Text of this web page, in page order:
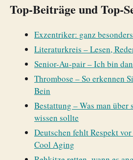
Top-Beiträge und Top-
Exzentriker: ganz
Literaturkreis – Lesen,
Senior-Au-pair – Ich bin
Thrombose – So erkennen
Bein
Bestattung – Was man über
wissen sollte
Deutschen fehlt Respekt
Cool Aging